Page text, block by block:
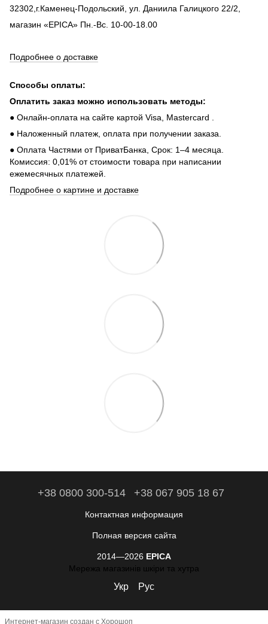
32302,г.Каменец-Подольский, ул. Даниила Галицкого 22/2,
магазин «EPICA» Пн.-Вс. 10-00-18.00
Подробнее о доставке
Способы оплаты:
Оплатить заказ можно использовать методы:
● Онлайн-оплата на сайте картой Visa, Mastercard .
● Наложенный платеж, оплата при получении заказа.
● Оплата Частями от ПриватБанка, Срок: 1–4 месяца.
Комиссия: 0,01% от стоимости товара при написании
ежемесячных платежей.
Подробнее о картине и доставке
+38 0800 300-514 +38 067 905 18 67
Контактная информация
Полная версия сайта
2014—2026 EPICA
Мережа магазинів шкіри та хутра
Укр Рус
Интернет-магазин создан с Хорошоп